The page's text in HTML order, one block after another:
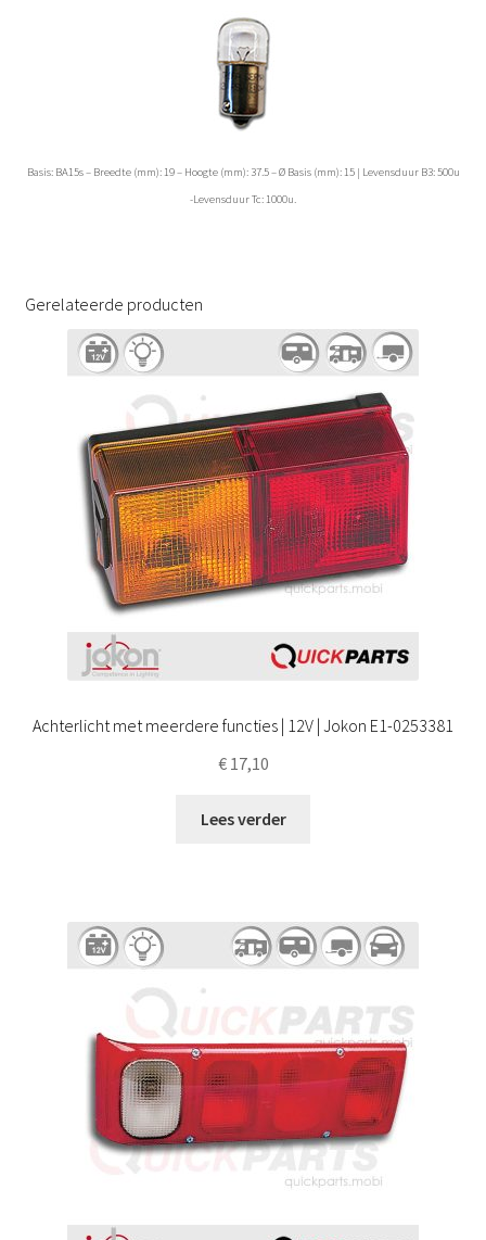
Basis: BA15s – Breedte (mm): 19 – Hoogte (mm): 37.5 – Ø Basis (mm): 15 | Levensduur B3: 500u
-Levensduur Tc: 1000u.
Gerelateerde producten
Achterlicht met meerdere functies | 12V | Jokon E1-0253381
€17,10
Lees verder